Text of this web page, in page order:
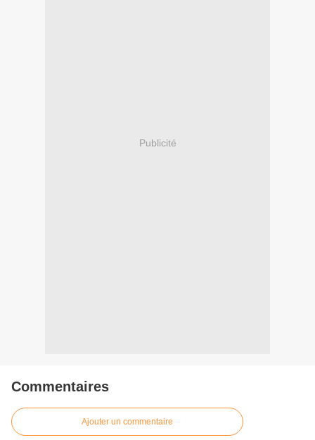
Publicité
Commentaires
Ajouter un commentaire